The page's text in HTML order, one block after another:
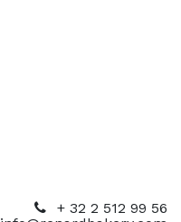
+ 32 2 512 99 56